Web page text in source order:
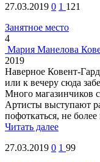
27.03.2019 0 1 121
Занятное место
4
Мария Манелова
2019
Наверное Ковент-
или к вечеру сюда
Много магазинчиков
Артисты выступают
пофоткаться, не
Читать далее
27.03.2019 0 1 99